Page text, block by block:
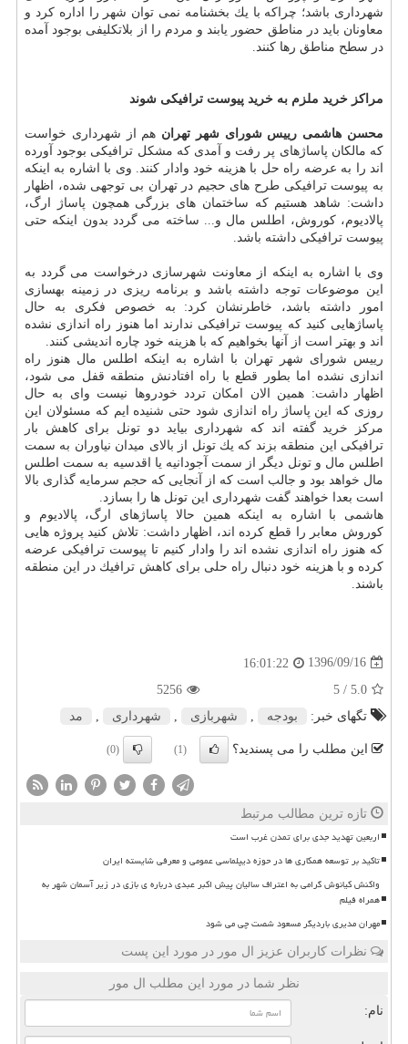
شهرداری باشد؛ چراكه با یك بخشنامه نمی توان شهر را اداره كرد و
معاونان باید در مناطق حضور یابند و مردم را از بلاتكلیفی بوجود آمده
در سطح مناطق رها كنند.
مراكز خرید ملزم به خرید پیوست ترافیكی شوند
محسن هاشمی رییس شورای شهر تهران هم از شهرداری خواست
كه مالكان پاساژهای پر رفت و آمدی كه مشكل ترافیكی بوجود آورده
اند را به عرضه راه حل با هزینه خود وادار كنند. وی با اشاره به اینكه
به پیوست ترافیكی طرح های حجیم در تهران بی توجهی شده، اظهار
داشت: شاهد هستیم كه ساختمان های بزرگی همچون پاساژ ارگ،
پالادیوم، كوروش، اطلس مال و... ساخته می گردد بدون اینكه حتی
پیوست ترافیكی داشته باشد.
وی با اشاره به اینكه از معاونت شهرسازی درخواست می گردد به
این موضوعات توجه داشته باشد و برنامه ریزی در زمینه بهسازی
امور داشته باشد، خاطرنشان كرد: به خصوص فكری به حال
پاساژهایی كنید كه پیوست ترافیكی ندارند اما هنوز راه اندازی نشده
اند و بهتر است از آنها بخواهیم كه با هزینه خود چاره اندیشی كنند.
رییس شورای شهر تهران با اشاره به اینكه اطلس مال هنوز راه
اندازی نشده اما بطور قطع با راه افتادنش منطقه قفل می شود،
اظهار داشت: همین الان امكان تردد خودروها نیست وای به حال
روزی كه این پاساژ راه اندازی شود حتی شنیده ایم كه مسئولان این
مركز خرید گفته اند كه شهرداری بیاید دو تونل برای كاهش بار
ترافیكی این منطقه بزند كه یك تونل از بالای میدان نیاوران به سمت
اطلس مال و تونل دیگر از سمت آجودانیه یا اقدسیه به سمت اطلس
مال خواهد بود و جالب است كه از آنجایی كه حجم سرمایه گذاری بالا
است بعدا خواهند گفت شهرداری این تونل ها را بسازد.
هاشمی با اشاره به اینكه همین حالا پاساژهای ارگ، پالادیوم و
كوروش معابر را قطع كرده اند، اظهار داشت: تلاش كنید پروژه هایی
كه هنوز راه اندازی نشده اند را وادار كنیم تا پیوست ترافیكی عرضه
كرده و با هزینه خود دنبال راه حلی برای كاهش ترافیك در این منطقه
باشند.
1396/09/16
16:01:22
5.0
/ 5
5256
تگهای خبر:
بودجه شهربازی شهرداری مد
این مطلب را می پسندید؟ (1)
(0)
تازه ترین مطالب مرتبط
اربعین تهدید جدی برای تمدن غرب است
تاکید بر توسعه همکاری ها در حوزه دیپلماسی عمومی و معرفی شایسته ایران
واکنش کیانوش گرامی به اعتراف سالیان پیش اکبر عبدی درباره ی بازی در زیر آسمان شهر به
همراه فیلم
مهران مدیری باردیگر مسعود شصت چی می شود
نظرات کاربران عزیز ال مور در مورد این پست
نظر شما در مورد این مطلب ال مور
نام: